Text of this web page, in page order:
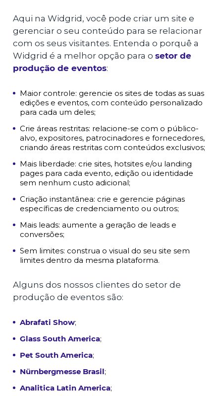
Aqui na Widgrid, você pode criar um site e
gerenciar o seu conteúdo para se relacionar
com os seus visitantes. Entenda o porquê a
Widgrid é a melhor opção para o setor de
produção de eventos:
Maior controle: gerencie os sites de todas as suas
edições e eventos, com conteúdo personalizado
para cada um deles;
Crie áreas restritas: relacione-se com o público-
alvo, expositores, patrocinadores e fornecedores,
criando áreas restritas com conteúdos exclusivos;
Mais liberdade: crie sites, hotsites e/ou landing
pages para cada evento, edição ou identidade
sem nenhum custo adicional;
Criação instantânea: crie e gerencie páginas
específicas de credenciamento ou outros;
Mais leads: aumente a geração de leads e
conversões;
Sem limites: construa o visual do seu site sem
limites dentro da mesma plataforma.
Alguns dos nossos clientes do setor de
produção de eventos são:
Abrafati Show;
Glass South America;
Pet South America;
Nürnbergmesse Brasil;
Analitica Latin America;